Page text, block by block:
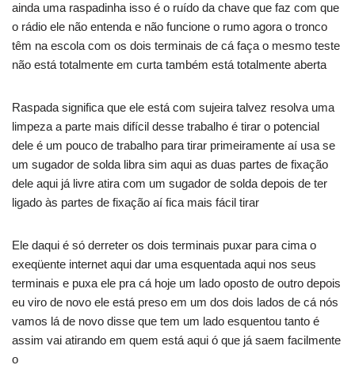
ainda uma raspadinha isso é o ruído da chave que faz com que
o rádio ele não entenda e não funcione o rumo agora o tronco
têm na escola com os dois terminais de cá faça o mesmo teste
não está totalmente em curta também está totalmente aberta
Raspada significa que ele está com sujeira talvez resolva uma
limpeza a parte mais difícil desse trabalho é tirar o potencial
dele é um pouco de trabalho para tirar primeiramente aí usa se
um sugador de solda libra sim aqui as duas partes de fixação
dele aqui já livre atira com um sugador de solda depois de ter
ligado às partes de fixação aí fica mais fácil tirar
Ele daqui é só derreter os dois terminais puxar para cima o
exeqüente internet aqui dar uma esquentada aqui nos seus
terminais e puxa ele pra cá hoje um lado oposto de outro depois
eu viro de novo ele está preso em um dos dois lados de cá nós
vamos lá de novo disse que tem um lado esquentou tanto é
assim vai atirando em quem está aqui ó que já saem facilmente
o